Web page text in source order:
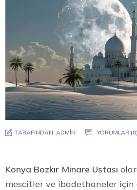
TARAFINDAN: ADMIN YORUMLAR (0)
Konya Bozkır Minare Ustası
mescitler ve ibadethaneler